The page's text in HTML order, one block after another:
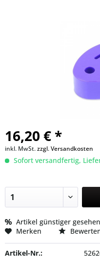
16,20 € *
inkl. MwSt.zzgl. Versandkosten
Sofort versandfertig,
Artikel günstiger
Merken
Artikel-Nr.: